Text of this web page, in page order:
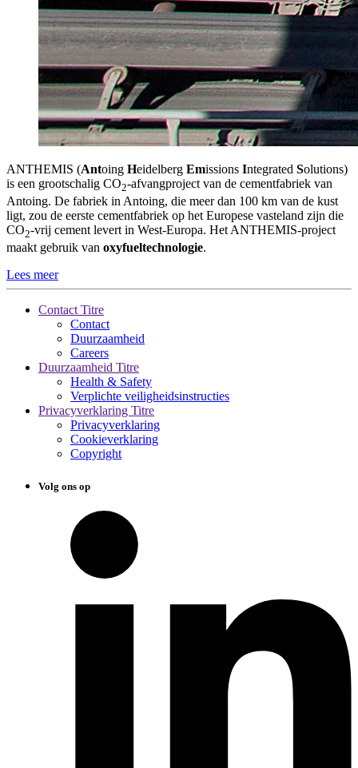
ANTHEMIS (Antoing Heidelberg Emissions Integrated Solutions)
is een grootschalig CO2-afvangproject van de cementfabriek van
Antoing. De fabriek in Antoing, die meer dan 100 km van de kust
ligt, zou de eerste cementfabriek op het Europese vasteland zijn die
CO2-vrij cement levert in West-Europa. Het ANTHEMIS-project
maakt gebruik van oxyfueltechnologie.
Lees meer
Contact Titre
Contact
Duurzaamheid
Careers
Duurzaamheid Titre
Health & Safety
Verplichte veiligheidsinstructies
Privacyverklaring Titre
Privacyverklaring
Cookieverklaring
Copyright
Volg ons op